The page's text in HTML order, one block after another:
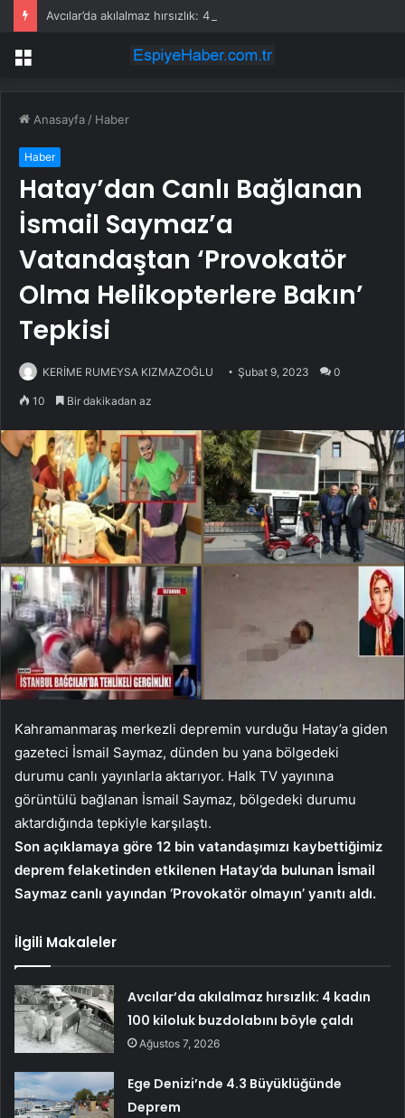
Menü
Anasayfa / Haber
Haber
Hatay’dan Canlı Bağlanan
İsmail Saymaz’a
Vatandaştan ‘Provokatör
Olma Helikopterlere Bakın’
Tepkisi
KERİME RUMEYSA KIZMAZOĞLU Şubat 9, 2023 0
10 Bir dakikadan az
Kahramanmaraş merkezli depremin vurduğu Hatay’a giden
gazeteci İsmail Saymaz, dünden bu yana bölgedeki
durumu canlı yayınlarla aktarıyor. Halk TV yayınına
görüntülü bağlanan İsmail Saymaz, bölgedeki durumu
aktardığında tepkiyle karşılaştı.
Son açıklamaya göre 12 bin vatandaşımızı kaybettiğimiz
deprem felaketinden etkilenen Hatay’da bulunan İsmail
Saymaz canlı yayından ‘Provokatör olmayın’ yanıtı aldı.
İlgili Makaleler
Avcılar’da akılalmaz hırsızlık: 4 kadın
100 kiloluk buzdolabını böyle çaldı
Ağustos 7, 2026
Ege Denizi’nde 4.3 Büyüklüğünde
Deprem